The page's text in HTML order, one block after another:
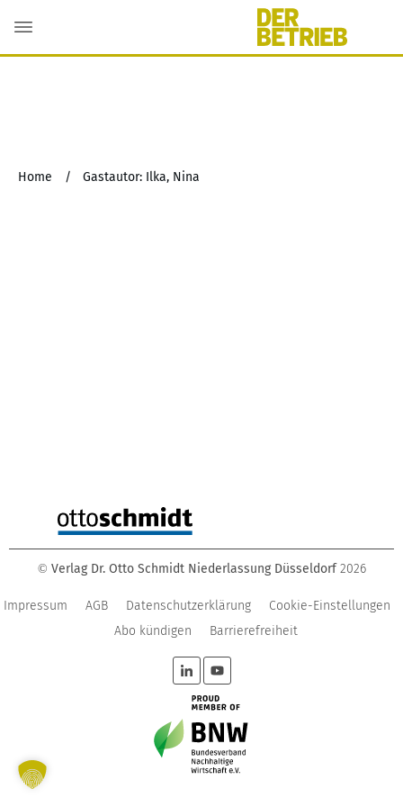
Home / Gastautor: Ilka, Nina
© Verlag Dr. Otto Schmidt Niederlassung Düsseldorf 2026
Impressum AGB Datenschutzerklärung
Cookie-Einstellungen
Abo kündigen
Barrierefreiheit